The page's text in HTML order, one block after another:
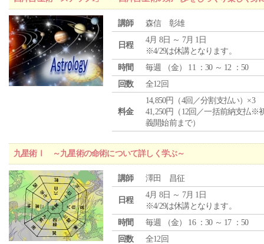
講師 森信 彰雄
日程
4月 8日 ～ 7月 1日
※4/29は休講となります。
時間
毎週 （金） 11 ：30 ～ 12 ：50
回数
全12回
料金
14,850円（4回／分割支払い）×3
41,250円（12回／一括前納支払※
義開始前まで）
九星術Ⅰ ～九星術の命術について詳しく学ぶ～
講師 澤田 昌征
日程
4月 8日 ～ 7月 1日
※4/29は休講となります。
時間
毎週 （金） 16 ：30 ～ 17 ：50
回数
全12回